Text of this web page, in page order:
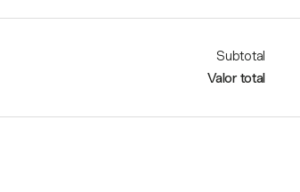
Subtotal
Valor total